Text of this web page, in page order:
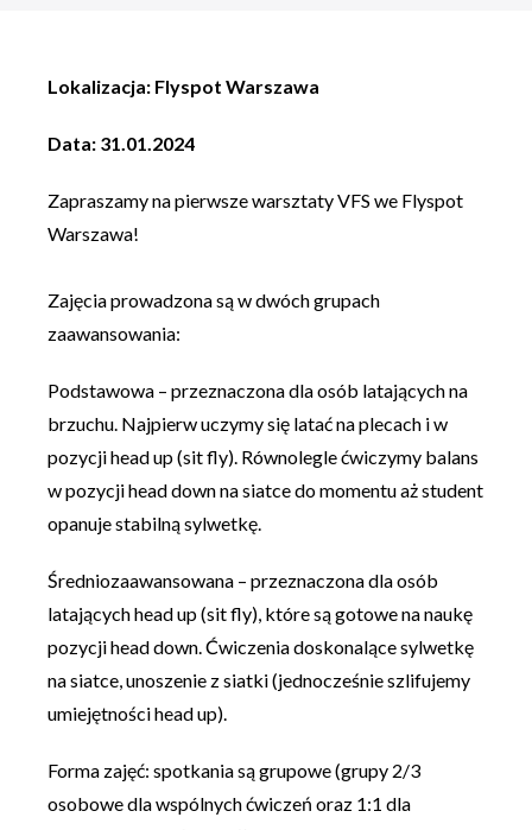
Lokalizacja: Flyspot Warszawa
Data: 31.01.2024
Zapraszamy na pierwsze warsztaty VFS we Flyspot
Warszawa!
Zajęcia prowadzona są w dwóch grupach
zaawansowania:
Podstawowa – przeznaczona dla osób latających na
brzuchu. Najpierw uczymy się latać na plecach i w
pozycji head up (sit fly). Równolegle ćwiczymy balans
w pozycji head down na siatce do momentu aż student
opanuje stabilną sylwetkę.
Średniozaawansowana – przeznaczona dla osób
latających head up (sit fly), które są gotowe na naukę
pozycji head down. Ćwiczenia doskonalące sylwetkę
na siatce, unoszenie z siatki (jednocześnie szlifujemy
umiejętności head up).
Forma zajęć: spotkania są grupowe (grupy 2/3
osobowe dla wspólnych ćwiczeń oraz 1:1 dla